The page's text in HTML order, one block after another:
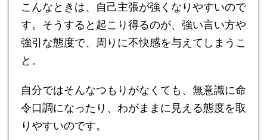
こんなときは、自己主張が強くなりやすいので
す。そうすると起こり得るのが、強い言い方や
強引な態度で、周りに不快感を与えてしまうこ
と。
自分ではそんなつもりがなくても、無意識に命
令口調になったり、わがままに見える態度を取
りやすいのです。